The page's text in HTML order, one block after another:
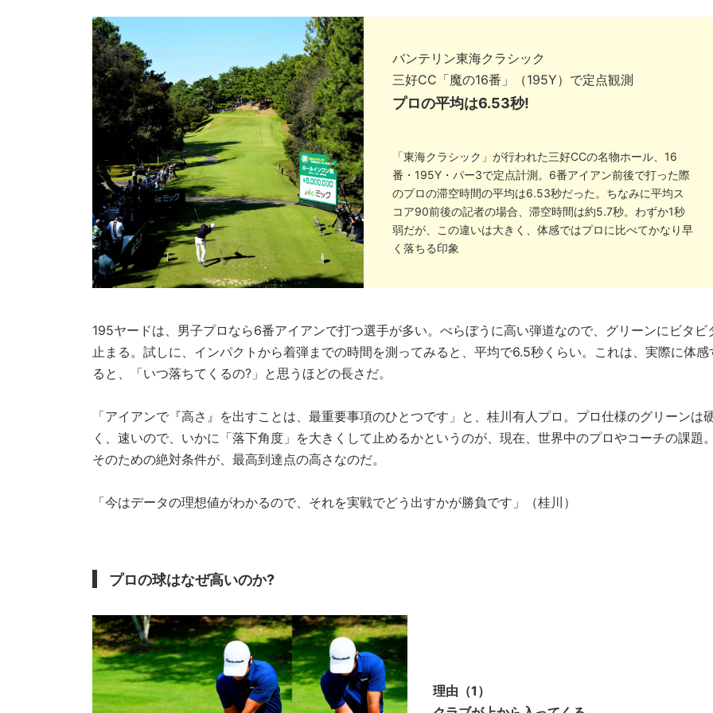
バンテリン東海クラシック
三好CC「魔の16番」（195Y）で定点観測
プロの平均は6.53秒!
「東海クラシック」が行われた三好CCの名物ホール、16
番・195Y・パー3で定点計測。6番アイアン前後で打った際
のプロの滞空時間の平均は6.53秒だった。ちなみに平均ス
コア90前後の記者の場合、滞空時間は約5.7秒。わずか1秒
弱だが、この違いは大きく、体感ではプロに比べてかなり早
く落ちる印象
195ヤードは、男子プロなら6番アイアンで打つ選手が多い。べらぼうに高い弾道なので、グリーンにビタビ
止まる。試しに、インパクトから着弾までの時間を測ってみると、平均で6.5秒くらい。これは、実際に体感
ると、「いつ落ちてくるの?」と思うほどの長さだ。
「アイアンで『高さ』を出すことは、最重要事項のひとつです」と、桂川有人プロ。プロ仕様のグリーンは
く、速いので、いかに「落下角度」を大きくして止めるかというのが、現在、世界中のプロやコーチの課題
そのための絶対条件が、最高到達点の高さなのだ。
「今はデータの理想値がわかるので、それを実戦でどう出すかが勝負です」（桂川）
プロの球はなぜ高いのか?
理由（1）